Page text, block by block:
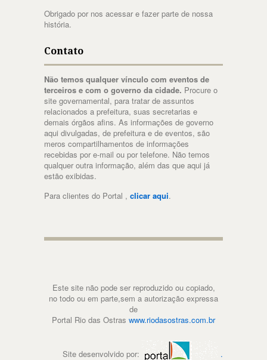
Obrigado por nos acessar e fazer parte de nossa
história.
Contato
Não temos qualquer vínculo com eventos de
terceiros e com o governo da cidade. Procure o
site governamental, para tratar de assuntos
relacionados a prefeitura, suas secretarias e
demais órgãos afins. As informações de governo
aqui divulgadas, de prefeitura e de eventos, são
meros compartilhamentos de informações
recebidas por e-mail ou por telefone. Não temos
qualquer outra informação, além das que aqui já
estão exibidas.
Para clientes do Portal , clicar aqui.
Este site não pode ser reproduzido ou copiado,
no todo ou em parte,sem a autorização expressa
de
Portal Rio das Ostras www.riodasostras.com.br
Site desenvolvido por: .